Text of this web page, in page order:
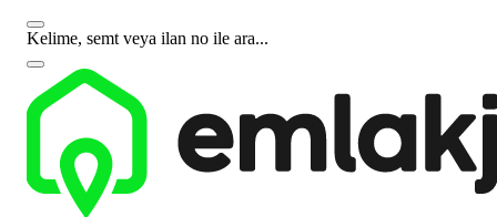
Kelime, semt veya ilan no ile ara...